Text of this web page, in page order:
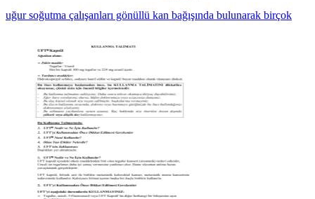
uğur soğutma çalışanları gönüllü kan bağışında bulunarak birçok